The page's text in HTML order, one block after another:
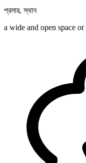
প্রসার,স্থান
a wide and open space